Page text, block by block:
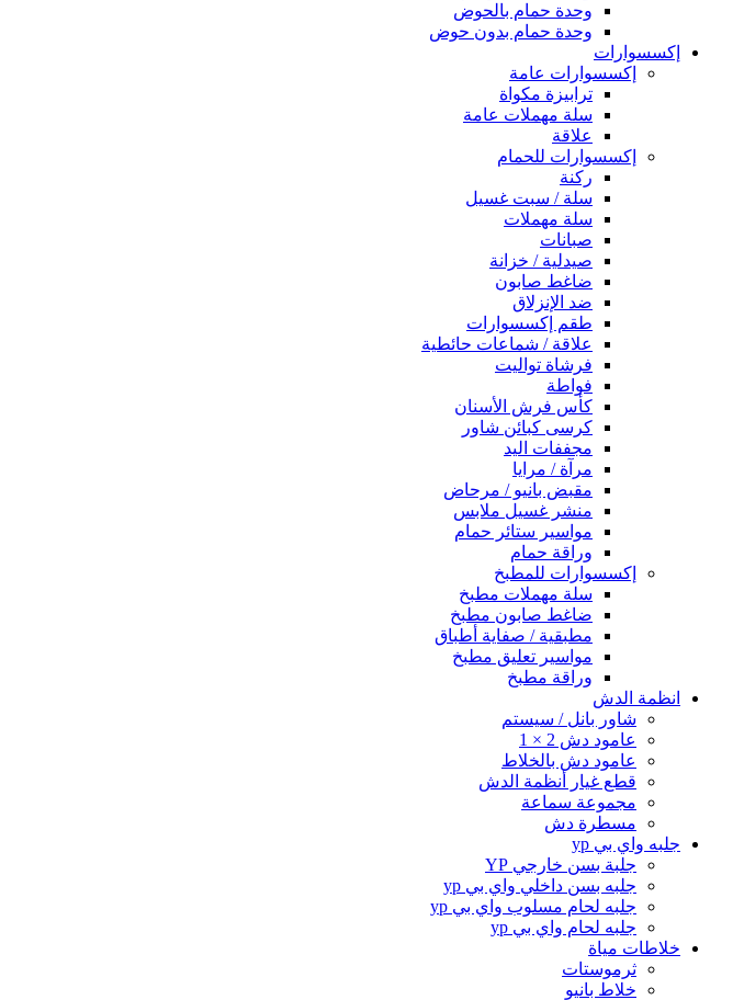
وحدة حمام بالحوض
وحدة حمام بدون حوض
إكسسوارات
إكسسوارات عامة
ترابيزة مكواة
سلة مهملات عامة
علاقة
إكسسوارات للحمام
ركنة
سلة / سبت غسيل
سلة مهملات
صبانات
صيدلية / خزانة
ضاغط صابون
ضد الإنزلاق
طقم إكسسوارات
علاقة / شماعات حائطية
فرشاة تواليت
فواطة
كأس فرش الأسنان
كرسى كبائن شاور
مجففات اليد
مرآة / مرايا
مقبض بانيو / مرحاض
منشر غسيل ملابس
مواسير ستائر حمام
وراقة حمام
إكسسوارات للمطبخ
سلة مهملات مطبخ
ضاغط صابون مطبخ
مطبقية / صفاية أطباق
مواسير تعليق مطبخ
وراقة مطبخ
انظمة الدش
شاور بانل / سيستم
عامود دش 2 × 1
عامود دش بالخلاط
قطع غيار أنظمة الدش
مجموعة سماعة
مسطرة دش
جلبه واي بي yp
جلبة بسن خارجي YP
جلبه بسن داخلي واي بي yp
جلبه لحام مسلوب واي بي yp
جلبه لحام واي بي yp
خلاطات مياة
ثرموستات
خلاط بانيو